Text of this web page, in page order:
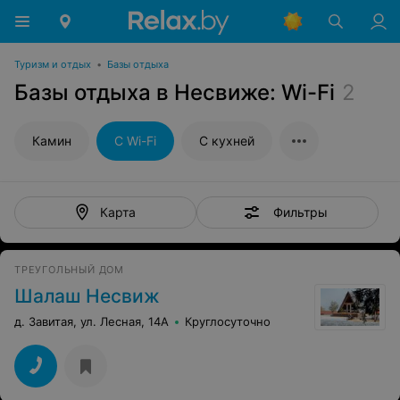
Туризм и отдых • Базы отдыха
Базы отдыха в Несвиже: Wi-Fi 2
Камин С Wi-Fi С кухней
Карта Фильтры
ТРЕУГОЛЬНЫЙ ДОМ
Шалаш Несвиж
д. Завитая, ул. Лесная, 14А Круглосуточно